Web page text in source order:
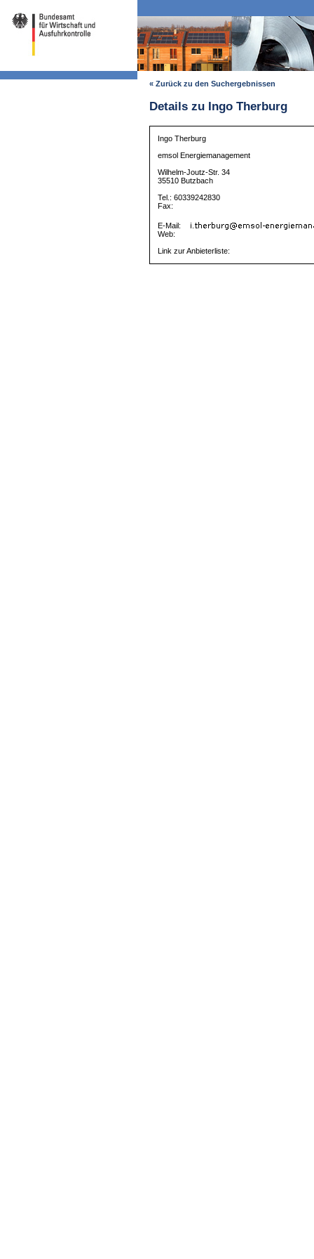
« Zurück zu den Suchergebnissen
Details zu Ingo Therburg
Ingo Therburg
emsol Energiemanagement
Wilhelm-Joutz-Str. 34
35510 Butzbach
Tel.: 60339242830
Fax:
E-Mail:
Web:
Link zur Anbieterliste: